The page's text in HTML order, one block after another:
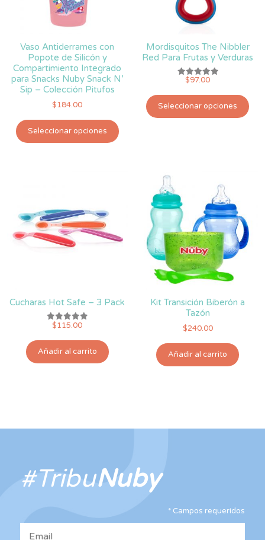
Vaso Antiderrames con
Popote de Silicón y
Compartimiento Integrado
para Snacks Nuby Snack N’
Sip – Colección Pitufos
$184.00
Seleccionar opciones
producto
opciones
elegir
producto
Mordisquitos The Nibbler
Red Para Frutas y Verduras
Valorado
5.00
de 5
$97.00
Seleccionar opciones
en
la
Cucharas Hot Safe – 3 Pack
Valorado
5.00
de 5
$115.00
Añadir al carrito
Kit Transición Biberón a
Tazón
$240.00
Añadir al carrito
#TribuNuby
*Campos requeridos